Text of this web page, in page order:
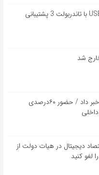
آیفون 15 پرو احتمالاً از USB-C با تاندربولت 3 پشتیبانی
شد
شورای عالی فضای مجازی خبر داد / حضور ۶۰درصدی
دیجیتال در هیات دولت از
لغو کنید